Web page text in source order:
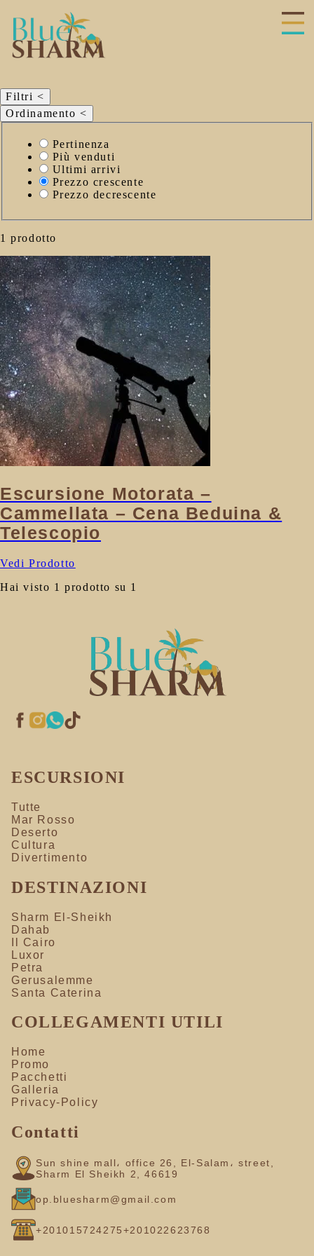
Filtri<
Ordinamento<
criterio
ordinamento
Pertinenza
Più venduti
Ultimi arrivi
Prezzo crescente
Prezzo decrescente
1 prodotto
Escursione Motorata –
Cammellata – Cena Beduina &
Telescopio
Vedi Prodotto
Hai visto 1 prodotto su 1
ESCURSIONI
Tutte
Mar Rosso
Deserto
Cultura
Divertimento
DESTINAZIONI
Sharm El-Sheikh
Dahab
Il Cairo
Luxor
Petra
Gerusalemme
Santa Caterina
COLLEGAMENTI UTILI
Home
Promo
Pacchetti
Galleria
Privacy-Policy
Contatti
Sun shine mall، office 26, El-Salam، street,
Sharm El Sheikh 2, 46619
op.bluesharm@gmail.com
+201015724275+201022623768